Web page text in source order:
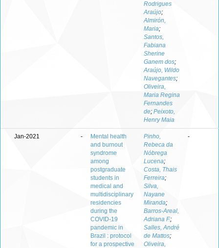
Rodrigues
Araújo;
Almirón,
Maria;
Santos,
Fabiana
Sherine
Ganem dos;
Araújo, Wildo
Navegantes;
Oliveira,
Maria Regina
Fernandes
de; Peixoto,
Henry Maia
Jan-2021 -
Mental health
and burnout
syndrome
among
postgraduate
students in
medical and
multidisciplinary
residencies
during the
COVID-19
pandemic in
Brazil : protocol
for a prospective
Pinho,
Rebeca da
Nóbrega
Lucena;
Costa, Thais
Ferreira;
Silva,
Nayane
Miranda;
Barros-Areal,
Adriana F.;
Salles, André
de Mattos;
Oliveira,
-